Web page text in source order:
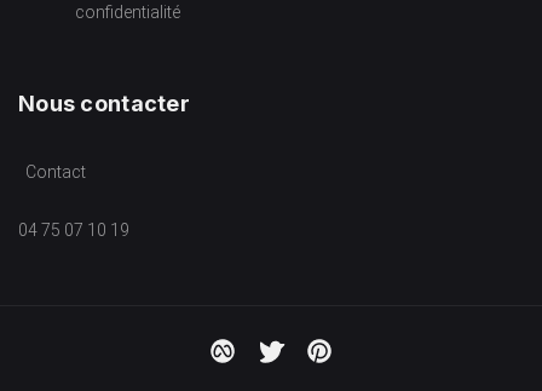
confidentialité
Nous contacter
Contact
04 75 07 10 19